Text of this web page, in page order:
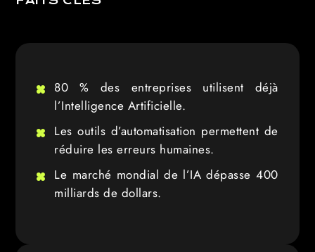
80 % des entreprises utilisent déjà
l’Intelligence Artificielle.
Les outils d’automatisation permettent de
réduire les erreurs humaines.
Le marché mondial de l’IA dépasse 400
milliards de dollars.